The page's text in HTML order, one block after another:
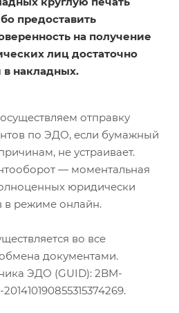
предоставить
на получение
лиц достаточно
накладных.
отправку
по ЭДО, если бумажный
не устраивает.
— моментальная
юридически
в режиме онлайн.
во все
документами.
ЭДО (GUID): 2BM-